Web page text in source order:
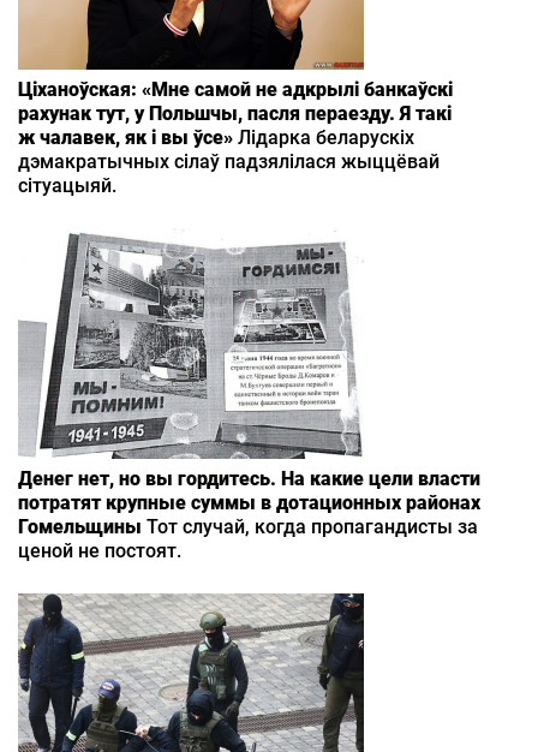
Ціханоўская: «Мне самой не адкрылі банкаўскі
рахунак тут, у Польшчы, пасля пераезду. Я такі
ж чалавек, як і вы ўсе» Лідарка беларускіх
дэмакратычных сілаў падзялілася жыццёвай
сітуацыяй.
Денег нет, но вы гордитесь. На какие цели власти
потратят крупные суммы в дотационных районах
Гомельщины Тот случай, когда пропагандисты за
ценой не постоят.